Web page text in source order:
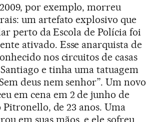
por exemplo, morreu
um artefato explosivo que
perto da Escola de Polícia foi
ativado. Esse anarquista de
nos circuitos de casas
e tinha uma tatuagem
deus nem senhor”. Um novo
em cena em 2 de junho de
Pitronello, de 23 anos. Uma
em suas mãos, e ele sofreu